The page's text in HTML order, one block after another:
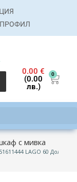
ПРОФИЛ
0.00€
(0.00
лв.)
0
с мивка
LAGO 60 Долен